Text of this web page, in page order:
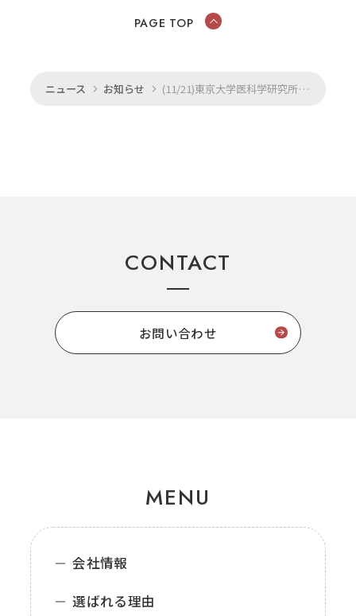
ニュース お知らせ (11/21)東京大学医科学研究所テクニカルセミナーにて講演を行います
PAGE TOP
CONTACT
お問い合わせ
MENU
会社情報
選ばれる理由